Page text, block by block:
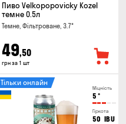
Пиво Velkopopovicky Kozel
темне 0.5л
Темне, Фільтроване, 3.7°
49,50
грн за 1 шт
Міцність
5 °
Гіркота
50 IBU
Тільки онлайн